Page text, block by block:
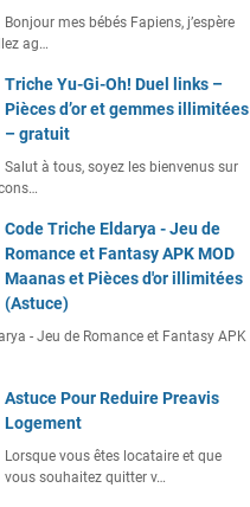
Bonjour mes bébés Fapiens, j’espère
ag…
Triche Yu-Gi-Oh! Duel links –
Pièces d’or et gemmes illimitées
– gratuit
Salut à tous, soyez les bienvenus sur
Code Triche Eldarya - Jeu de
Romance et Fantasy APK MOD
Maanas et Pièces d'or illimitées
(Astuce)
- Jeu de Romance et Fantasy APK
Astuce Pour Reduire Preavis
Logement
Lorsque vous êtes locataire et que
vous souhaitez quitter v…